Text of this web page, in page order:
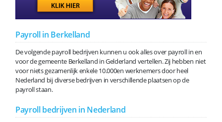
Payroll in Berkelland
De volgende payroll bedrijven kunnen u ook alles over payroll in en
voor de gemeente Berkelland in Gelderland vertellen. Zij hebben niet
voor niets gezamenlijk enkele 10.000en werknemers door heel
Nederland bij diverse bedrijven in verschillende plaatsen op de
payroll staan.
Payroll bedrijven in Nederland